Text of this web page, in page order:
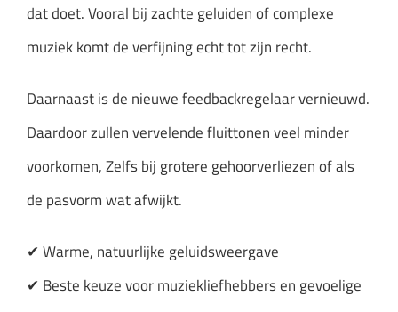
dat doet. Vooral bij zachte geluiden of complexe
muziek komt de verfijning echt tot zijn recht.
Daarnaast is de nieuwe feedbackregelaar vernieuwd.
Daardoor zullen vervelende fluittonen veel minder
voorkomen, Zelfs bij grotere gehoorverliezen of als
de pasvorm wat afwijkt.
✔ Warme, natuurlijke geluidsweergave
✔ Beste keuze voor muziekliefhebbers en gevoelige